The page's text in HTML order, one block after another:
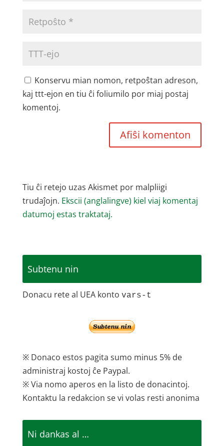
Konservu mian nomon, retpoŝtan adreson,
kaj ttt-ejon en tiu ĉi foliumilo por miaj postaj
komentoj.
Tiu ĉi retejo uzas Akismet por malpliigi
trudaĵojn. Ekscii (anglalingve) kiel viaj komentaj
datumoj estas traktataj.
Subtenu nin
Donacu rete al UEA konto vars-t
※ Donaco estos pagita sumo minus 5% de
administraj kostoj ĉe Paypal.
※ Via nomo aperos en la listo de donacintoj.
Kontaktu la redakcion se vi volas resti anonima
Ni dankas al …